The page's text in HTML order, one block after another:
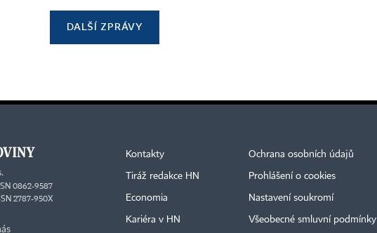
DALŠÍ ZPRÁVY
0862-9587
2787-950X
Kontakty
Tiráž redakce HN
Economia
Kariéra v HN
Ochrana osobních údajů
Prohlášení o cookies
Nastavení soukromí
Všeobecné smluvní podmínky